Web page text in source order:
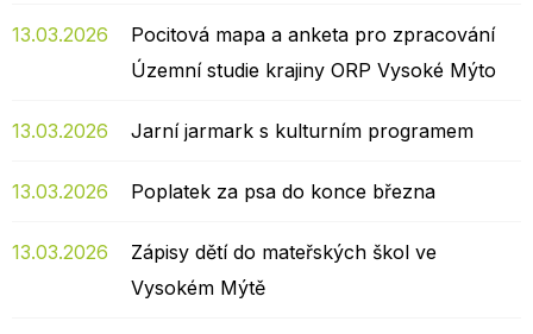
13.03.2026
Pocitová mapa a anketa pro zpracování
Územní studie krajiny ORP Vysoké Mýto
13.03.2026 Jarní jarmark s kulturním programem
13.03.2026 Poplatek za psa do konce března
13.03.2026
Zápisy dětí do mateřských škol ve
Vysokém Mýtě